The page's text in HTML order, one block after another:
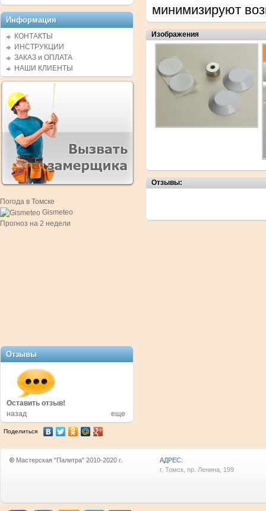
минимизируют
Изображения
Отзывы:
Информация
КОНТАКТЫ
ИНСТРУКЦИИ
ЗАКАЗ и ОПЛАТА
НАШИ КЛИЕНТЫ
Погода в Томске
Gismeteo
Прогноз на 2 недели
Отзывы
Оставить отзыв!
назад
еще
Поделиться
© Мастерская "Палитра" 2010-2020 г.
АДРЕС:
г. Томск, пр. Ленина, 199